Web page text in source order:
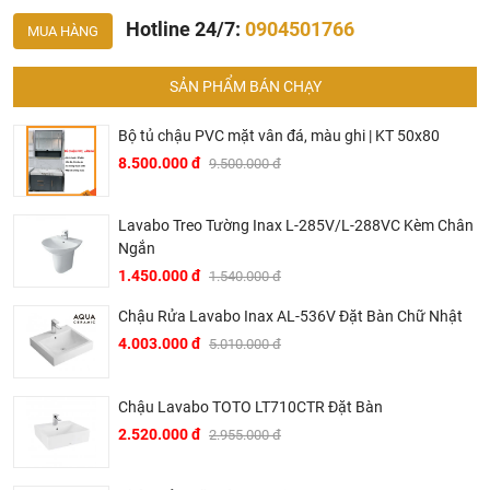
thiết bị nhà bếp Việt
Tại Khali Nguyễn, chúng tôi cam kết:
Cam kết 100% sản phẩm chính hãng, nếu phát hiện ra
hàng giả hàng nhái hoàn tiền 200%.
MUA HÀNG Hotline 24/7: 0904501766
SẢN PHẨM BÁN CHẠY
Bộ tủ chậu PVC mặt vân đá, màu ghi | KT 50x80
8.500.000 đ 9.500.000 đ
Lavabo Treo Tường Inax L-285V/L-288VC Kèm Chân
Ngắn
1.450.000 đ 1.540.000 đ
Chậu Rửa Lavabo Inax AL-536V Đặt Bàn Chữ Nhật
4.003.000 đ 5.010.000 đ
Chậu Lavabo TOTO LT710CTR Đặt Bàn
2.520.000 đ 2.955.000 đ